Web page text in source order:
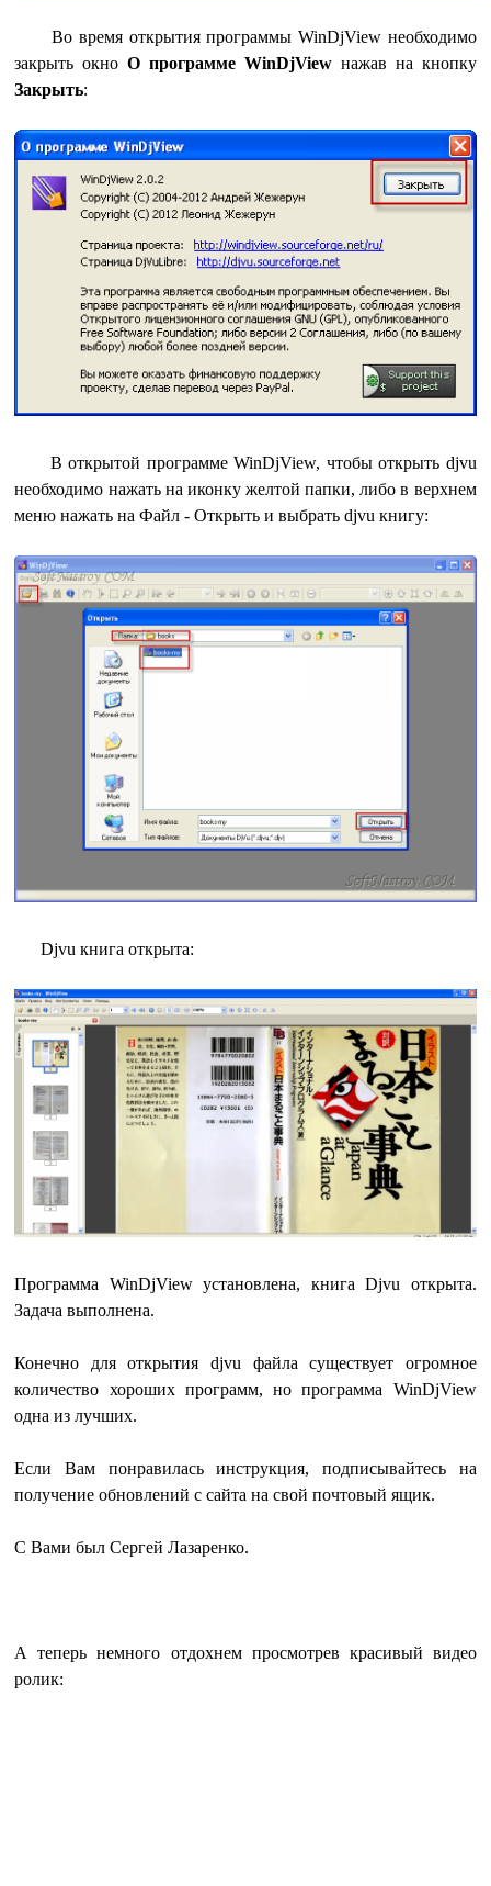
Во время открытия программы WinDjView необходимо
закрыть окноО программе WinDjViewнажав на кнопку
Закрыть:
В открытой программе WinDjView, чтобы открыть djvu
необходимо нажать на иконку желтой папки, либо в верхнем
меню нажать на Файл - Открыть и выбрать djvu книгу:
Djvu книга открыта:
Программа WinDjView установлена, книга Djvu открыта.
Задача выполнена.
Конечно для открытия djvu файла существует огромное
количество хороших программ, но программа WinDjView
одна из лучших.
Если Вам понравилась инструкция, подписывайтесь на
получение обновлений с сайта на свой почтовый ящик.
С Вами был Сергей Лазаренко.
А теперь немного отдохнем просмотрев красивый видео
ролик: